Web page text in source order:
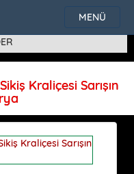
violation: 1115 Unknown
MENÜ
Kraliçesi Sarışın